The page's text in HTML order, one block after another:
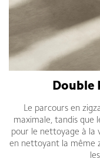
Double
Le parcours en
maximale, tandis que
pour le nettoyage à la
en nettoyant la même